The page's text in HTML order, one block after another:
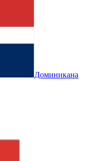
Доминикана